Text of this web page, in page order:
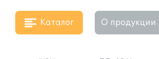
Каталог О продукции